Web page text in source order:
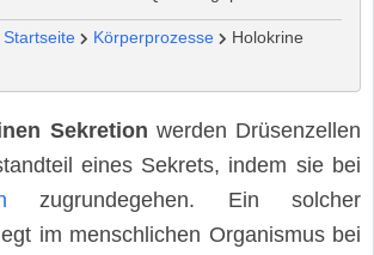
Startseite Körperprozesse
Holokrine
Sekretion werden Drüsenzellen
eines Sekrets, indem sie bei
zugrundegehen. Ein solcher
im menschlichen Organismus bei